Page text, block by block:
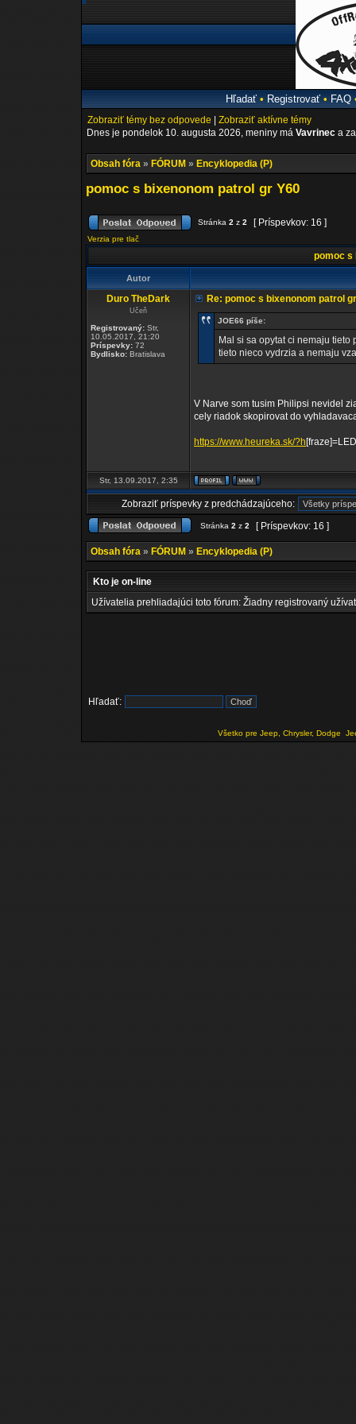
Hľadať• Registrovať• FAQ
Zobraziť témy bez odpovede
Zobraziť aktívne témy
Dnes je pondelok 10. augusta 2026, meniny má Vavrinec a
Obsah fóra » FÓRUM » Encyklopedia (P)
pomoc s bixenonom patrol gr Y60
Stránka 2 z 2 [ Príspevkov: 16 ]
Verzia pre tlač
pomoc s
Autor
Duro TheDark
Učeň
Registrovaný: Str,
10.05.2017, 21:20
Príspevky: 72
Bydlisko: Bratislava
Re: pomoc s bixenonom patrol
JOE66 píše:
Mal si sa opytat ci nemaju tieto
tieto nieco vydrzia a nemaju
V Narve som tusim Philipsi nevidel
cely riadok skopirovat do
https://www.heureka.sk/?h
Str, 13.09.2017, 2:35
Zobraziť príspevky z predchádzajúceho:
Stránka 2 z 2 [ Príspevkov: 16 ]
Obsah fóra » FÓRUM » Encyklopedia (P)
Kto je on-line
Užívatelia prehliadajúci toto fórum: Žiadny registrovaný
Hľadať:
Všetko pre Jeep, Chrysler, Dodge